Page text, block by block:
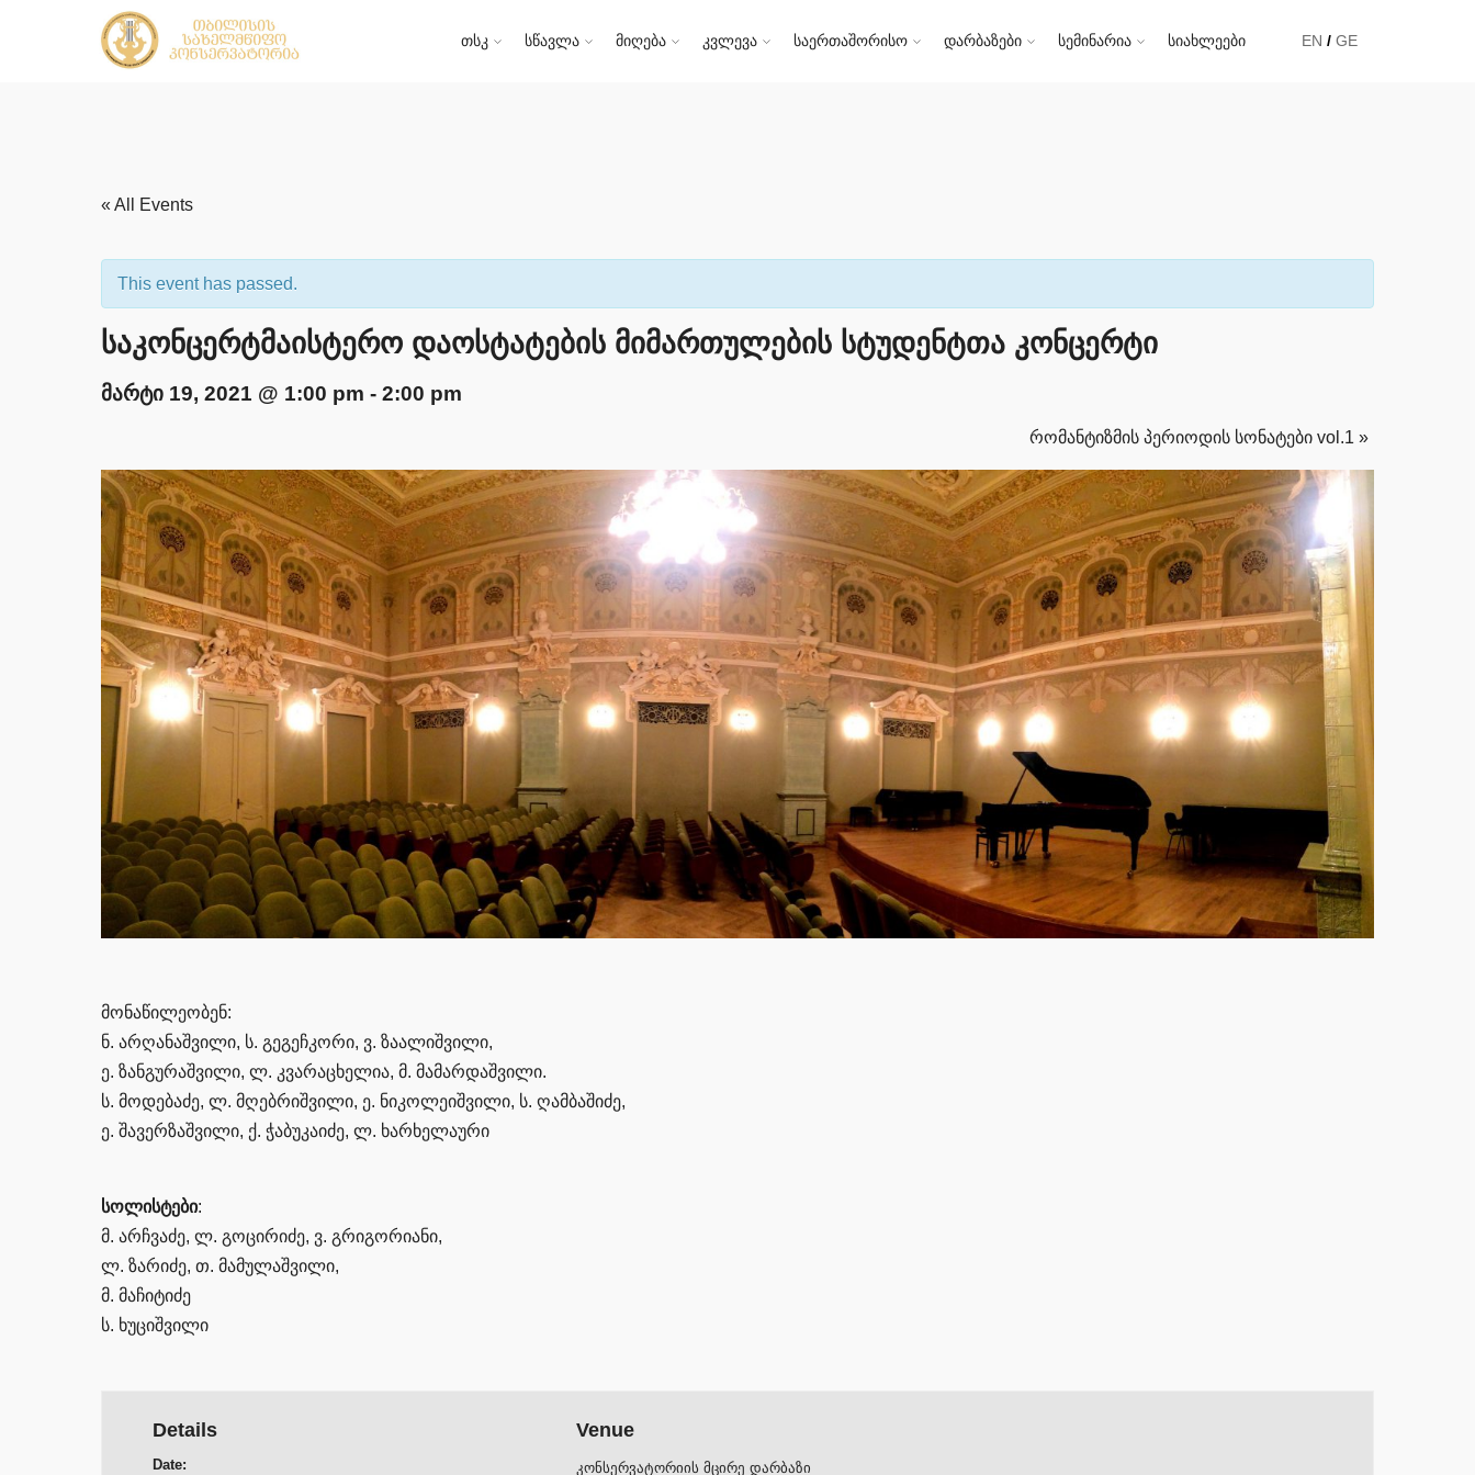
თსკ სწავლა მიღება კვლევა საერთაშორისო დარბაზები სემინარია სიახლეები EN GE
« All Events
This event has passed.
საკონცერტმაისტერო დაოსტატების მიმართულების სტუდენტთა კონცერტი
მარტი 19, 2021 @ 1:00 pm - 2:00 pm
რომანტიზმის პერიოდის სონატები vol.1 »
მონაწილეობენ:
ნ. არღანაშვილი, ს. გეგეჩკორი, ვ. ზაალიშვილი,
ე. ზანგურაშვილი, ლ. კვარაცხელია, მ. მამარდაშვილი.
ს. მოდებაძე, ლ. მღებრიშვილი, ე. ნიკოლეიშვილი, ს. ღამბაშიძე,
ე. შავერზაშვილი, ქ. ჭაბუკაიძე, ლ. ხარხელაური
სოლისტები:
მ. არჩვაძე, ლ. გოცირიძე, ვ. გრიგორიანი,
ლ. ზარიძე, თ. მამულაშვილი,
მ. მაჩიტიძე
ს. ხუციშვილი
Details
Date:
Venue
კონსერვატორიის მცირე დარბაზი